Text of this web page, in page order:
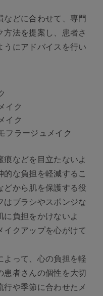
などに合わせて、専門
方法を提案し、患者さ
うにアドバイスを行い
イク
イク
フラージュメイク
痕などを⽬⽴たないよ
的な負担を軽減するこ
どから肌を保護する役
はブラシやスポンジな
に負担をかけないよ
イクアップを心がけて
よって、⼼の負担を軽
患者さんの個性を⼤切
⾏や季節に合わせたメ